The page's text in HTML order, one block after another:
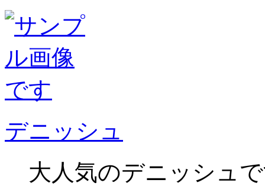
デニッシュ
大人気のデニッシュ